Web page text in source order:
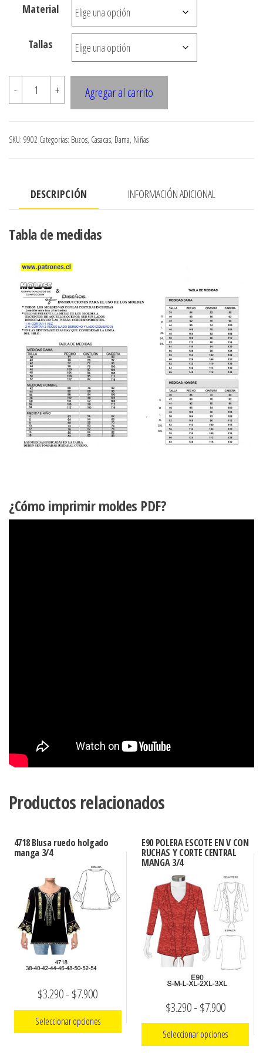
$3.290
hasta
$7.900
Material
Tallas
-
9902
POLERON
BUZO
cantidad
+ Agregar al carrito
SKU: 9902 Categorías: Buzos, Casacas, Dama, Niñas
DESCRIPCIÓN INFORMACIÓN ADICIONAL
Tabla de medidas
¿Cómo imprimir moldes PDF?
Productos relacionados
4718 Blusa ruedo holgado
manga 3/4
$3.290- $7.900Rango
de
precios:
Seleccionar opciones
E90 POLERA ESCOTE EN V CON
RUCHAS Y CORTE CENTRAL
MANGA 3/4
$3.290- $7.900Rango
de
precios:
Seleccionar opciones